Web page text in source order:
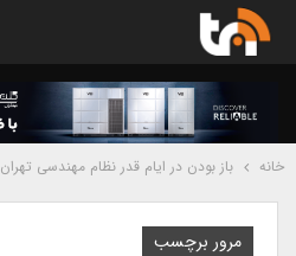
خانه باز بودن در ایام قدر نظام مهندسی تهران
مرور برچسب